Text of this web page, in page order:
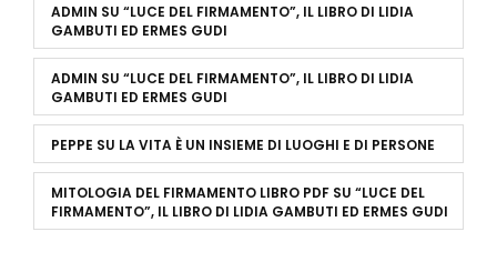
ADMIN SU “LUCE DEL FIRMAMENTO”, IL LIBRO DI LIDIA
GAMBUTI ED ERMES GUDI
ADMIN SU “LUCE DEL FIRMAMENTO”, IL LIBRO DI LIDIA
GAMBUTI ED ERMES GUDI
PEPPE SU LA VITA È UN INSIEME DI LUOGHI E DI PERSONE
MITOLOGIA DEL FIRMAMENTO LIBRO PDF SU “LUCE DEL
FIRMAMENTO”, IL LIBRO DI LIDIA GAMBUTI ED ERMES GUDI